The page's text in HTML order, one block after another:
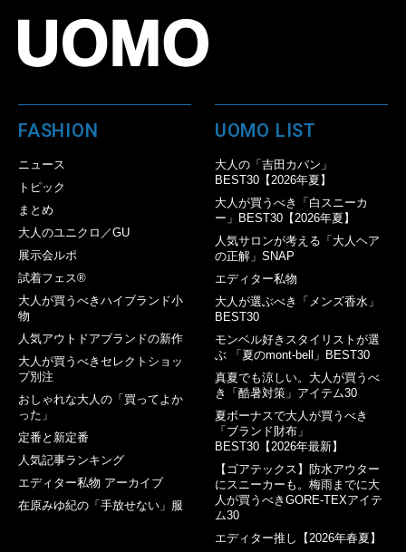
FASHION
ニュース
トピック
まとめ
大人のユニクロ／GU
展示会ルポ
試着フェス®︎
大人が買うべきハイブランド小
物
人気アウトドアブランドの新作
大人が買うべきセレクトショッ
プ別注
おしゃれな大人の「買ってよか
った」
定番と新定番
人気記事ランキング
エディター私物 アーカイブ
在原みゆ紀の「手放せない」服
UOMO LIST
大人の「吉田カバン」
BEST30【2026年夏】
大人が買うべき「白スニーカ
ー」BEST30【2026年夏】
人気サロンが考える「大人ヘア
の正解」SNAP
エディター私物
大人が選ぶべき「メンズ香水」
BEST30
モンベル好きスタイリストが選
ぶ 「夏のmont-bell」BEST30
真夏でも涼しい。大人が買うべ
き「酷暑対策」アイテム30
夏ボーナスで大人が買うべき
「ブランド財布」
BEST30【2026年最新】
【ゴアテックス】防水アウター
にスニーカーも。梅雨までに大
人が買うべきGORE-TEXアイテ
ム30
エディター推し【2026年春夏】